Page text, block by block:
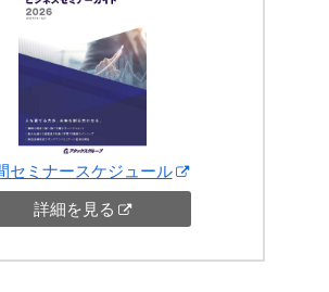
セミナースケジュール
詳細を見る